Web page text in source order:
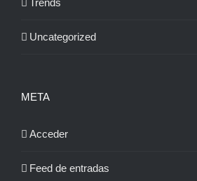
Uncategorized
META
Acceder
Feed de entradas